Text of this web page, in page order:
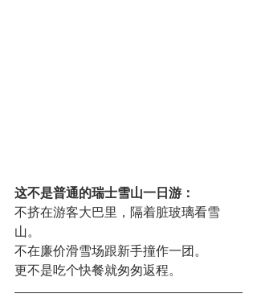
这不是普通的瑞士雪山一日游：
不挤在游客大巴里，隔着脏玻璃看雪
山。
不在廉价滑雪场跟新手撞作一团。
更不是吃个快餐就匆匆返程。